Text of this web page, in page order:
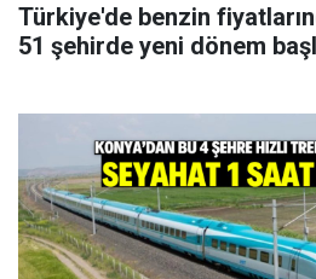
Türkiye'de benzin
51 şehirde yeni dönem